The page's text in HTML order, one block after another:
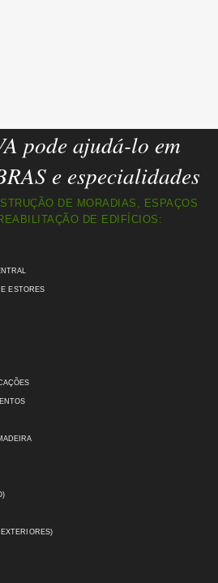
pode ajudá-lo em
e especialidades
DE MORADIAS, ESPAÇOS
DE EDIFÍCIOS:
ESTORES